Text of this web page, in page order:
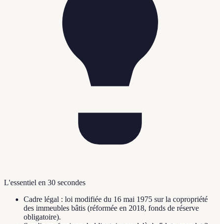
L'essentiel en 30 secondes
Cadre légal : loi modifiée du 16 mai 1975 sur la copropriété
des immeubles bâtis (réformée en 2018, fonds de réserve
obligatoire).